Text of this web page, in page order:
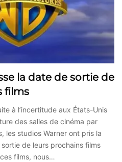
la date de sortie de
films
à l’incertitude aux États-Unis
des salles de cinéma par
les studios Warner ont pris la
de leurs prochains films
films, nous…